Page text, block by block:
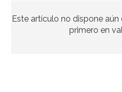
Este artículo no dispone aún
primero en